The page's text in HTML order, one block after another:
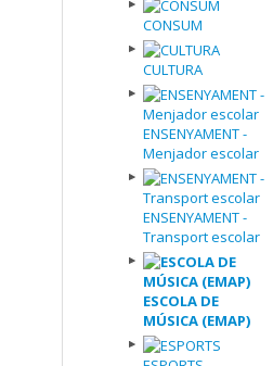
CONSUM
CULTURA
ENSENYAMENT -
Menjador escolar
ENSENYAMENT -
Transport escolar
ESCOLA DE
MÚSICA (EMAP)